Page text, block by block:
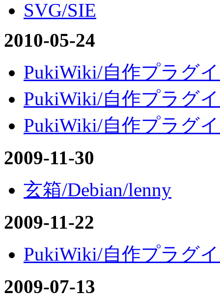
SVG/SIE
2010-05-24
PukiWiki/自作プラグ
PukiWiki/自作プラグ
PukiWiki/自作プラグ
2009-11-30
玄箱/Debian/lenny
2009-11-22
PukiWiki/自作プラグ
2009-07-13